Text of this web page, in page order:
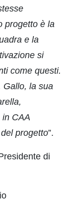
progetto è la
e la
si
come questi.
Gallo, la sua
CAA
progetto”.
di